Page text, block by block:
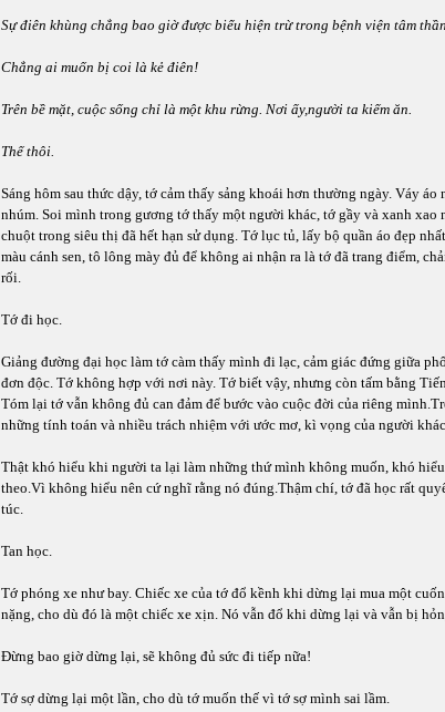
Sự điên khùng chẳng bao giờ được biểu hiện trừ trong bệnh viện tâm
Chẳng ai muốn bị coi là kẻ điên!
Trên bề mặt, cuộc sống chỉ là một khu rừng. Nơi ấy,người ta kiếm ăn.
Thế thôi.
Sáng hôm sau thức dậy, tớ cảm thấy sảng khoái hơn thường ngày. Váy áo
nhúm. Soi mình trong gương tớ thấy một người khác, tớ gầy và xanh xao
chuột trong siêu thị đã hết hạn sử dụng. Tớ lục tủ, lấy bộ quần áo đẹp
màu cánh sen, tô lông mày đủ để không ai nhận ra là tớ đã trang điểm,
rối.
Tớ đi học.
Giảng đường đại học làm tớ càm thấy mình đi lạc, cảm giác đứng giữa
đơn độc. Tớ không hợp với nơi này. Tớ biết vậy, nhưng còn tấm bằng
Tóm lại tớ vẫn không đủ can đảm để bước vào cuộc đời của riêng
những tính toán và nhiều trách nhiệm với ước mơ, kì vọng của người
Thật khó hiểu khi người ta lại làm những thứ mình không muốn, khó
theo.Vì không hiểu nên cứ nghĩ rằng nó đúng.Thậm chí, tớ đã học rất
túc.
Tan học.
Tớ phóng xe như bay. Chiếc xe của tớ đổ kềnh khi dừng lại mua một
nặng, cho dù đó là một chiếc xe xịn. Nó vẫn đổ khi dừng lại và vẫn bị
Đừng bao giờ dừng lại, sẽ không đủ sức đi tiếp nữa!
Tớ sợ dừng lại một lần, cho dù tớ muốn thế vì tớ sợ mình sai lầm.